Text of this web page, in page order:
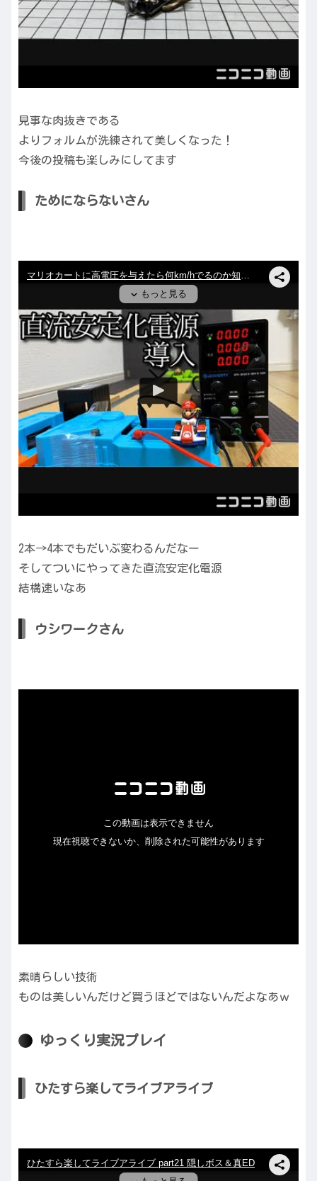
見事な肉抜きである
よりフォルムが洗練されて美しくなった！
今後の投稿も楽しみにしてます
ためにならないさん
2本→4本でもだいぶ変わるんだなー
そしてついにやってきた直流安定化電源
結構速いなあ
ウシワークさん
素晴らしい技術
ものは美しいんだけど買うほどではないんだよなあｗ
ゆっくり実況プレイ
ひたすら楽してライブアライブ